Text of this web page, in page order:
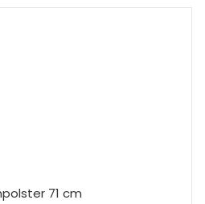
71 cm